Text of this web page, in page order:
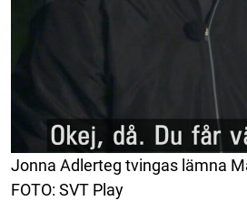
Jonna Adlerteg tvingas lämna
FOTO: SVT Play